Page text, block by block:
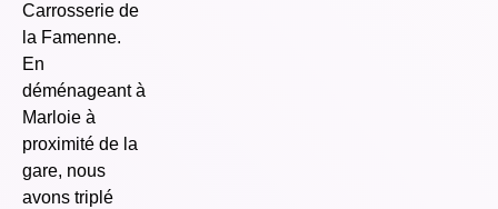
Carrosserie de
la Famenne.
En
déménageant à
Marloie à
proximité de la
gare, nous
avons triplé